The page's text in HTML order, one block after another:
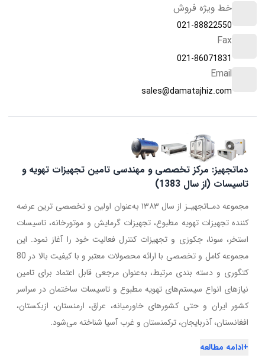
خط ویژه فروش
021-88822550
Fax
021-86071831
Email
sales@damatajhiz.com
دماتجهیز: مرکز تخصصی و مهندسی تامین تجهیزات تهویه و
تاسیسات (از سال 1383)
مجموعه دمـاتجهیـز از سال ۱۳۸۳ به‌عنوان اولین و تخصصی ترین عرضه
کننده تجهیزات تهویه مطبوع، تجهیزات گرمایش و موتورخانه، تاسیسات
استخر، سونا، جکوزی و تجهیزات کنترل فعالیت خود را آغاز نمود. این
مجموعه کامل و تخصصی با ارائه محصولات معتبر و با کیفیت بالا در 80
کتگوری و دسته بندی مرتبط، به‌عنوان مرجعی قابل اعتماد برای تامین
نیازهای انواع سیستم‌های تهویه مطبوع و تاسیسات ساختمان در سراسر
کشور ایران و حتی کشورهای خاورمیانه، عراق، ارمنستان، ازبکستان،
افغانستان، آذربایجان، ترکمنستان و غرب آسیا شناخته می‌شود.
+ادامه مطالعه